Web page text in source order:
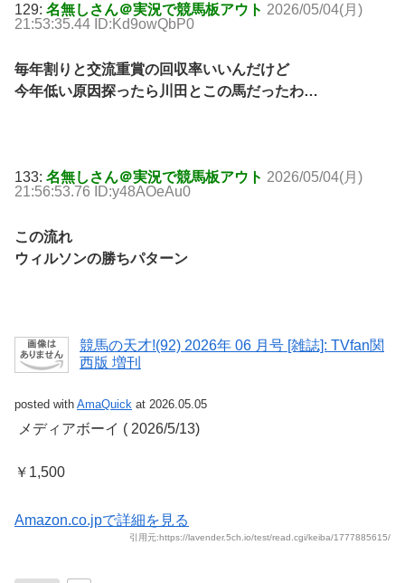
129: 名無しさん＠実況で競馬板アウト 2026/05/04(月)
21:53:35.44 ID:Kd9owQbP0
毎年割りと交流重賞の回収率いいんだけど
今年低い原因探ったら川田とこの馬だったわ…
133: 名無しさん＠実況で競馬板アウト 2026/05/04(月)
21:56:53.76 ID:y48AOeAu0
この流れ
ウィルソンの勝ちパターン
競馬の天才!(92) 2026年 06 月号 [雑誌]: TVfan関
西版 増刊
posted with AmaQuick at 2026.05.05
‎ メディアボーイ (‎ 2026/5/13)
￥1,500
Amazon.co.jpで詳細を見る
引用元:https://lavender.5ch.io/test/read.cgi/keiba/1777885615/